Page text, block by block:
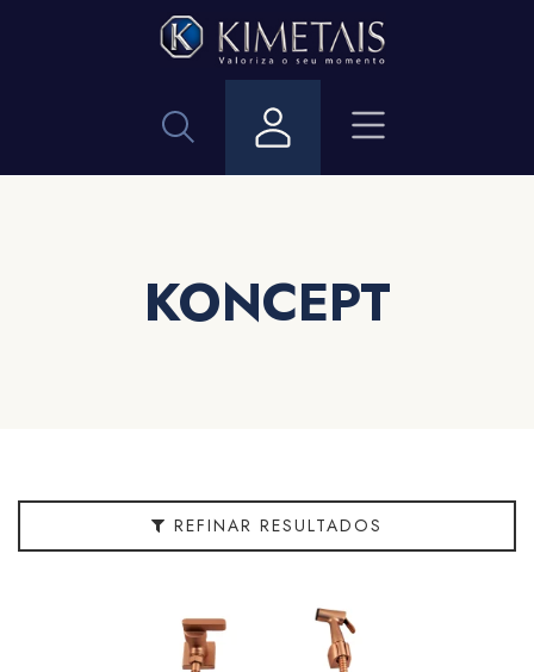
KONCEPT
REFINAR RESULTADOS
Embalagem